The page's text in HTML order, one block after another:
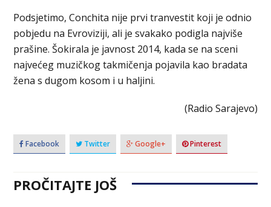
Podsjetimo, Conchita nije prvi tranvestit koji je odnio
pobjedu na Evroviziji, ali je svakako podigla najviše
prašine. Šokirala je javnost 2014, kada se na sceni
najvećeg muzičkog takmičenja pojavila kao bradata
žena s dugom kosom i u haljini.
(Radio Sarajevo)
Facebook Twitter Google+ Pinterest
PROČITAJTE JOŠ